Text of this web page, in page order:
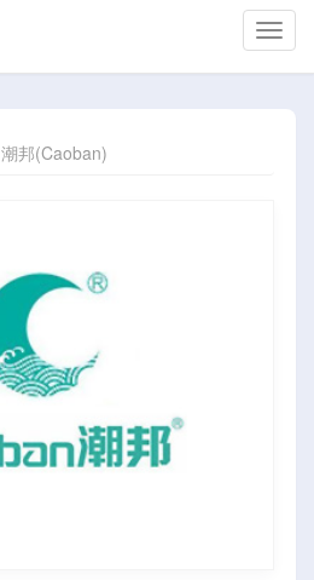
切
换
潮邦(Caoban)